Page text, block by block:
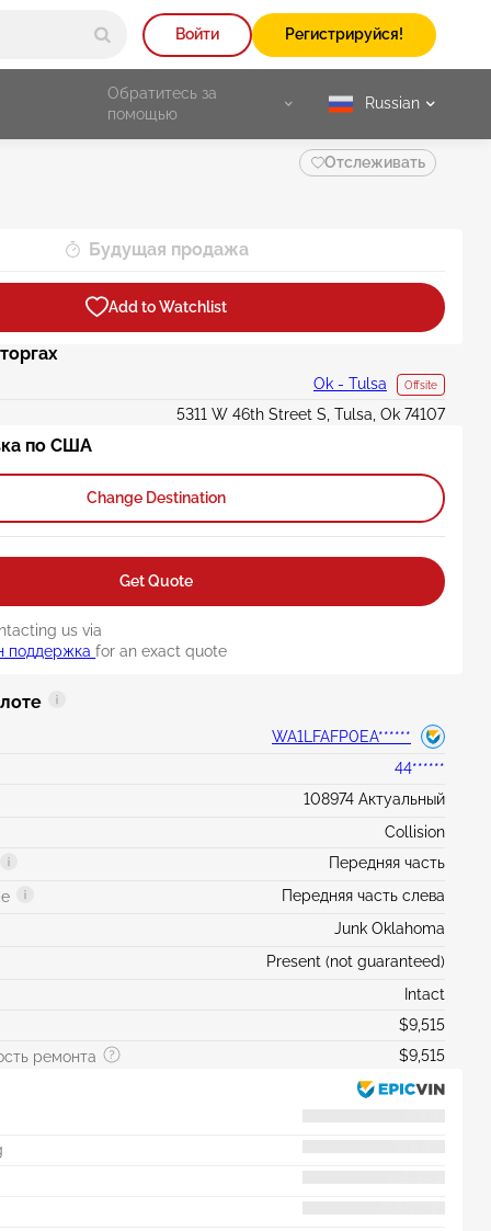
Войти Регистрируйся!
Обратитесь за
помощью
selected
Russian
Отслеживать
Будущая продажа
Add to Watchlist
Ok - Tulsa Offsite
5311 W 46th Street S, Tulsa, Ok 74107
по США
Change Destination
Get Quote
us via
поддержкаfor an exact quote
WA1LFAFP0EA******
44******
108974 Актуальный
Collision
Передняя часть
Передняя часть слева
Junk Oklahoma
Present (not guaranteed)
Intact
$9,515
ремонта
$9,515